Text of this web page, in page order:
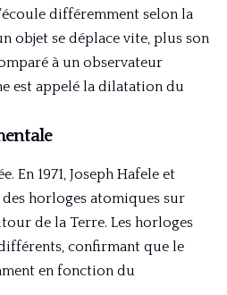
différemment selon la
objet se déplace vite, plus son
à un observateur
est appelé la dilatation du
En 1971, Joseph Hafele et
horloges atomiques sur
de la Terre. Les horloges
confirmant que le
en fonction du